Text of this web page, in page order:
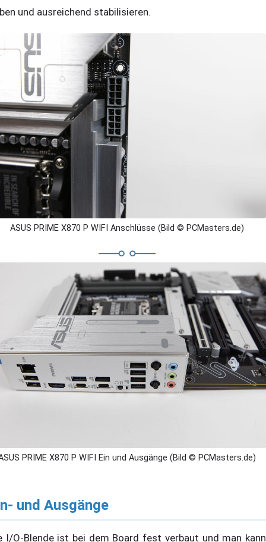
und ausreichend stabilisieren.
ASUS PRIME X870 P WIFI Anschlüsse (Bild © PCMasters.de)
PRIME X870 P WIFI Ein und Ausgänge (Bild © PCMasters.de)
und Ausgänge
I/O-Blende ist bei dem Board fest verbaut und man kann